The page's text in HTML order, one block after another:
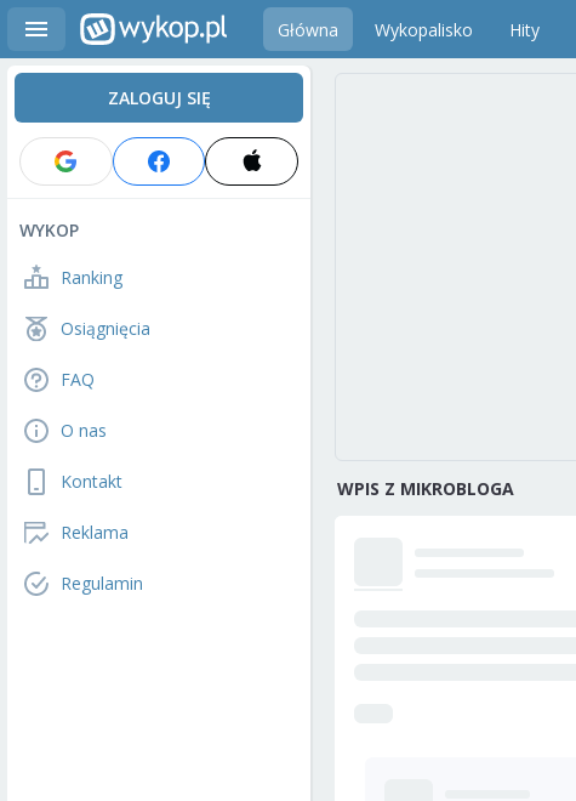
Główna Wykopalisko Hity
ZALOGUJ SIĘ
WYKOP
Ranking
Osiągnięcia
FAQ
O nas
Kontakt
Reklama
Regulamin
WPIS Z MIKROBLOGA